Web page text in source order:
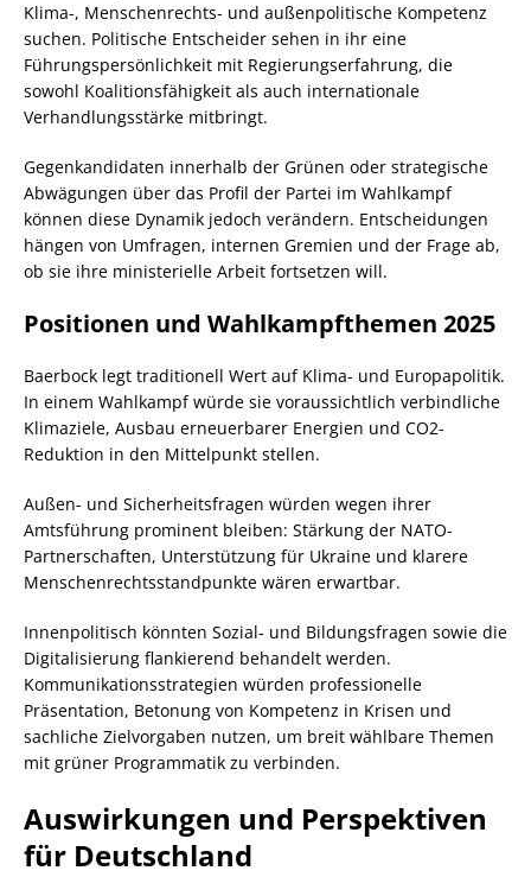
Klima-, Menschenrechts- und außenpolitische Kompetenz
suchen. Politische Entscheider sehen in ihr eine
Führungspersönlichkeit mit Regierungserfahrung, die
sowohl Koalitionsfähigkeit als auch internationale
Verhandlungsstärke mitbringt.
Gegenkandidaten innerhalb der Grünen oder strategische
Abwägungen über das Profil der Partei im Wahlkampf
können diese Dynamik jedoch verändern. Entscheidungen
hängen von Umfragen, internen Gremien und der Frage ab,
ob sie ihre ministerielle Arbeit fortsetzen will.
Positionen und Wahlkampfthemen 2025
Baerbock legt traditionell Wert auf Klima- und Europapolitik.
In einem Wahlkampf würde sie voraussichtlich verbindliche
Klimaziele, Ausbau erneuerbarer Energien und CO2-
Reduktion in den Mittelpunkt stellen.
Außen- und Sicherheitsfragen würden wegen ihrer
Amtsführung prominent bleiben: Stärkung der NATO-
Partnerschaften, Unterstützung für Ukraine und klarere
Menschenrechtsstandpunkte wären erwartbar.
Innenpolitisch könnten Sozial- und Bildungsfragen sowie die
Digitalisierung flankierend behandelt werden.
Kommunikationsstrategien würden professionelle
Präsentation, Betonung von Kompetenz in Krisen und
sachliche Zielvorgaben nutzen, um breit wählbare Themen
mit grüner Programmatik zu verbinden.
Auswirkungen und Perspektiven
für Deutschland